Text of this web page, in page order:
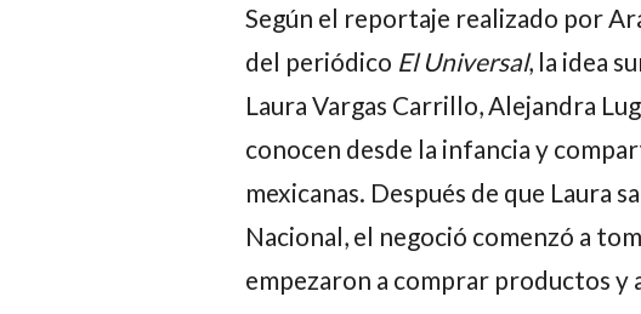
Según el reportaje realizado por
del periódico El Universal, la idea
Laura Vargas Carrillo, Alejandra
conocen desde la infancia y
mexicanas. Después de que Laura
Nacional, el negoció comenzó a
empezaron a comprar productos y